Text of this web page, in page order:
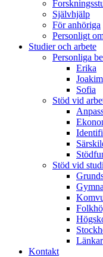
Självhjälp
För anhöriga
Personligt
Studier och arbete
Personliga
Erika
Joakim
Sofia
Stöd vid
Stöd vid
Länkar
Kontakt